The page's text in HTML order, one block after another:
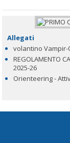
Allegati
volantino Vampir-
REGOLAMENTO
2025-26
Orienteering -